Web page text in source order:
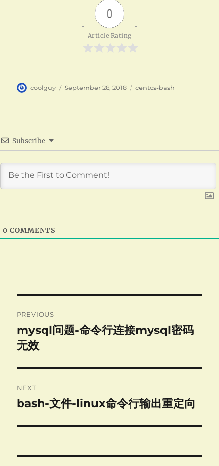
0
Article Rating
Author
coolguy
Posted
September 28, 2018 Categories
centos-bash
Subscribe
0 COMMENTS
navigation
PREVIOUS
Previous
post:
mysql问题-命令行连接mysql密码
无效
NEXT
Next
bash-文件-linux命令行输出重定向